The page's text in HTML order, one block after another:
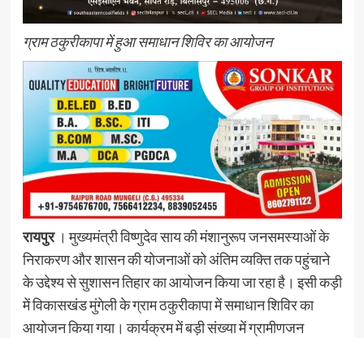
ग्राम ठकुरीकापा में हुआ समाधान शिविर का आयोजन
रायपुर। मुख्यमंत्री विष्णुदेव साय की मंशानुरूप जनसमस्याओं के
निराकरण और शासन की योजनाओं को अंतिम व्यक्ति तक पहुंचाने
के उद्देश्य से सुशासन तिहार का आयोजन किया जा रहा है। इसी कड़ी
में विकासखंड मुंगेली के ग्राम ठकुरीकापा में समाधान शिविर का
आयोजन किया गया। कार्यक्रम में बड़ी संख्या में ग्रामीणजन